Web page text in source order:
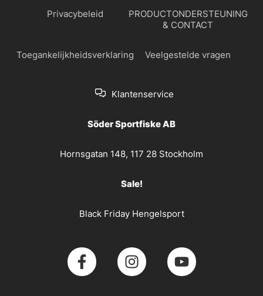
Privacybeleid
PRODUCTONDERSTEUNING
& CONTACT
Toegankelijkheidsverklaring Veelgestelde vragen
Klantenservice
Söder Sportfiske AB
Hornsgatan 148, 117 28 Stockholm
Sale!
Black Friday Hengelsport